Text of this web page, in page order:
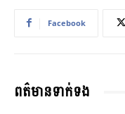
Facebook
ពត៌មានទាក់ទង